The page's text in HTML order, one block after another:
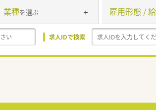
業種を選ぶ 雇用形態 /
求人IDで検索